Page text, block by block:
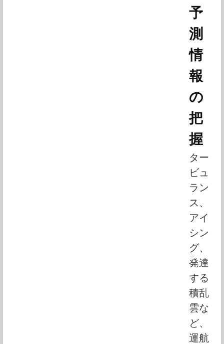
予
測
情
報
の
把
握
ター
ビュ
ラン
ス、
アイ
シン
グ、
発達
する
積乱
雲な
ど、
運航